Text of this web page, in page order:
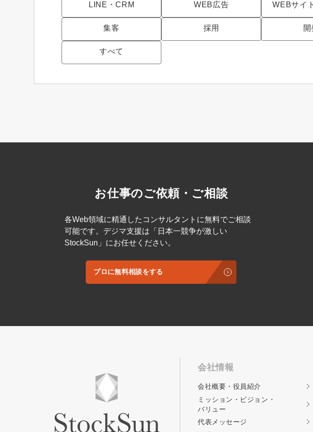
LINE・CRM WEB広告 WEBサイ
集客 採用 開
すべて
お仕事のご依頼・ご相談
各Web領域に精通したコンサルタントに無料でご相談
可能です。デジマ支援は「日本一競争が激しい
StockSun」にお任せください。
プロに無料相談をする
会社情報
会社概要・役員紹介
ミッション・ビジョン・
バリュー
代表メッセージ